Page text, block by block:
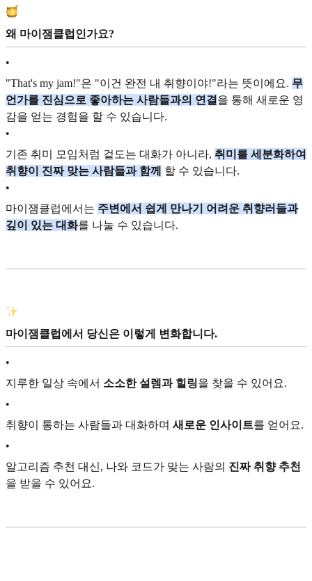
왜 마이잼클럽인가요?
•
"That's my jam!"은 "이건 완전 내 취향이야!"라는 뜻이에요. 무
언가를 진심으로 좋아하는 사람들과의 연결 을 통해 새로운 영
감을 얻는 경험을 할 수 있습니다.
•
기존 취미 모임처럼 겉도는 대화가 아니라, 취미를 세분화하여
취향이 진짜 맞는 사람들과 함께
할 수 있습니다.
•
마이잼클럽에서는 주변에서 쉽게 만나기 어려운 취향러들과
깊이 있는 대화를 나눌 수 있습니다.
마이잼클럽에서 당신은 이렇게 변화합니다.
•
지루한 일상 속에서 소소한 설렘과 힐링을 찾을 수 있어요.
•
취향이 통하는 사람들과 대화하며 새로운 인사이트를 얻어요.
•
알고리즘 추천 대신, 나와 코드가 맞는 사람의 진짜 취향 추천
을 받을 수 있어요.